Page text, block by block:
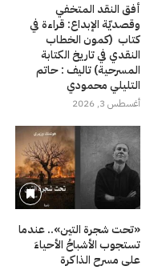
أفق النقد المتخفي
وقصديّة الإبداع: قراءة في
كتاب (كمون الخطاب
النقدي في تاريخ الكتابة
المسرحية) تاليف : حاتم
التليلي محمودي
أغسطس 3, 2026
«تحت شجرة التين».. عندما
تستجوب الأشباحُ الأحياءَ
على مسرح الذاكرة